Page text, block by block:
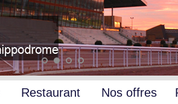
Restaurant Nos offres